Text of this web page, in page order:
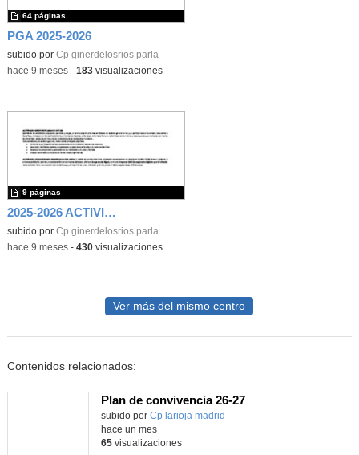
PGA 2025-2026
subido por Cp ginerdelosrios parla
64 páginas
-hace 9 meses- 183visualizaciones
2025-2026 ACTIVIDADES COMPLEMENTARIAS
subido por Cp ginerdelosrios parla
9 páginas
-hace 9 meses- 430visualizaciones
Ver más del mismo centro
Contenidos relacionados:
Plan de convivencia 26-27
Contenido educativo.
subido por Cp larioja madrid
hace un mes
65visualizaciones